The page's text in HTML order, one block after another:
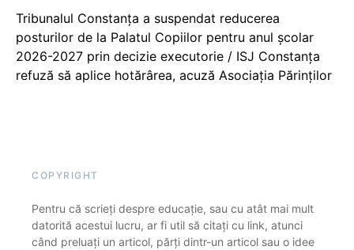
Tribunalul Constanța a suspendat reducerea
posturilor de la Palatul Copiilor pentru anul școlar
2026-2027 prin decizie executorie / ISJ Constanța
refuză să aplice hotărârea, acuză Asociația Părinților
COPYRIGHT
Pentru că scrieți despre educație, sau cu atât mai mult
datorită acestui lucru, ar fi util să citați cu link, atunci
când preluați un articol, părți dintr-un articol sau o idee